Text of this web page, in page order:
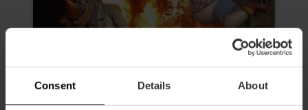
Consent Details About